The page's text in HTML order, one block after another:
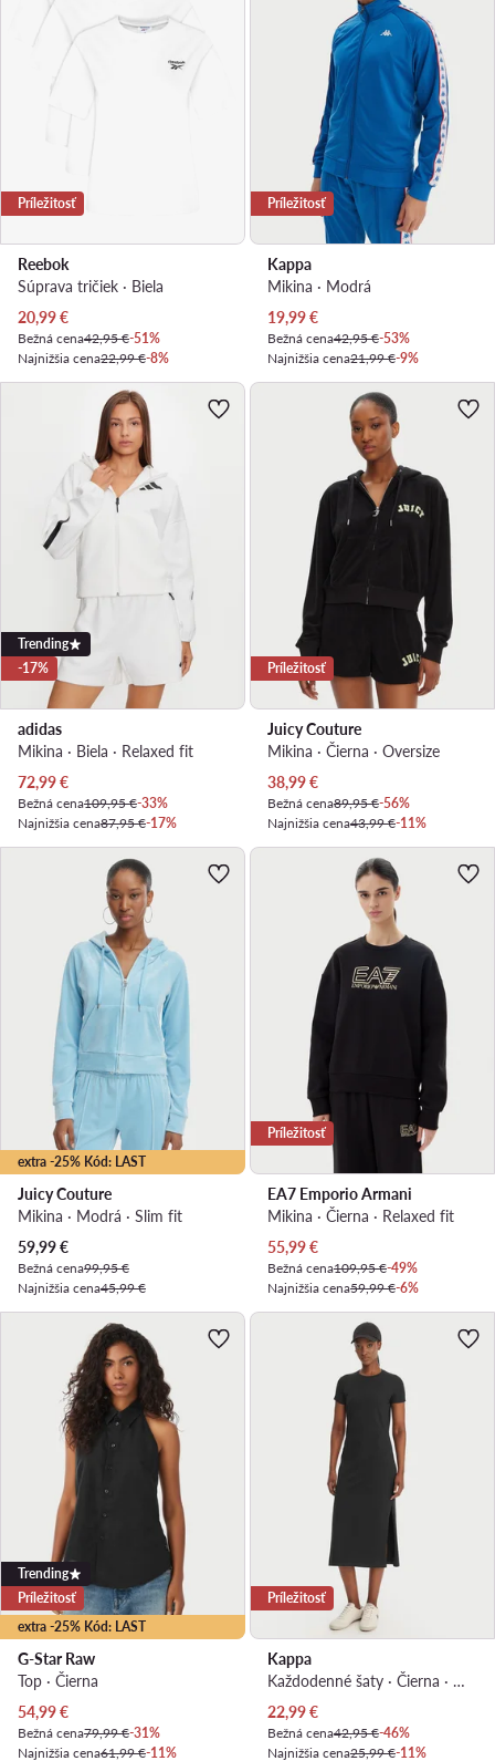
Príležitosť
Reebok
Súprava tričiek · Biela
Aktuálna cena
20,99€
Bežná cena42,95 €-51%
Najnižšia cena22,99 €-8%
Príležitosť
Kappa
Mikina · Modrá
Aktuálna cena
19,99€
Bežná cena42,95 €-53%
Najnižšia cena21,99 €-9%
Trending
-17%
adidas
Mikina · Biela · Relaxed fit
Aktuálna cena
72,99€
Bežná cena109,95 €-33%
Najnižšia cena87,95 €-17%
Príležitosť
Juicy Couture
Mikina · Čierna · Oversize
Aktuálna cena
38,99€
Bežná cena89,95 €-56%
Najnižšia cena43,99 €-11%
extra -25% Kód: LAST
Juicy Couture
Mikina · Modrá · Slim fit
Aktuálna cena
59,99€
Bežná cena99,95 €
Najnižšia cena45,99 €
Príležitosť
EA7 Emporio Armani
Mikina · Čierna · Relaxed fit
Aktuálna cena
55,99€
Bežná cena109,95 €-49%
Najnižšia cena59,99 €-6%
extra -25% Kód: LAST
Trending
Príležitosť
G-Star Raw
Top · Čierna
Aktuálna cena
54,99€
Bežná cena79,99 €-31%
Najnižšia cena61,99 €-11%
Príležitosť
Kappa
Každodenné šaty · Čierna · Midi
Aktuálna cena
22,99€
Bežná cena42,95 €-46%
Najnižšia cena25,99 €-11%